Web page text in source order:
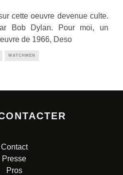
cette oeuvre devenue culte.
Bob Dylan. Pour moi, un
de 1966, Deso
WATCHMEN
Contact
Presse
Pros